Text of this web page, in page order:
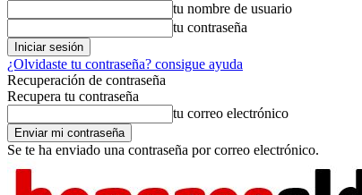
tu nombre de usuario
tu contraseña
¿Olvidaste tu contraseña? consigue ayuda
Recuperación de contraseña
Recupera tu contraseña
tu correo electrónico
Se te ha enviado una contraseña por correo electrónico.